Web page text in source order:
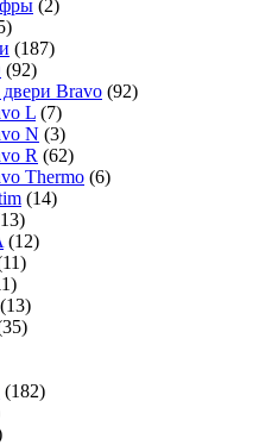
(2)
(187)
(92)
Bravo (92)
L (7)
N (3)
R (62)
Thermo (6)
(14)
(12)
(13)
(182)